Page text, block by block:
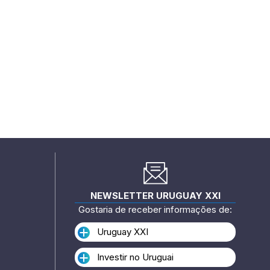
NEWSLETTER URUGUAY XXI
Gostaria de receber informações de:
Uruguay XXI
Investir no Uruguai